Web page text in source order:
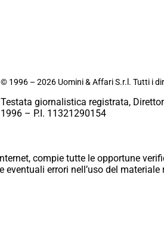
© 1996 – 2026 Uomini & Affari S.r.l. Tutti i
Testata giornalistica registrata,
1996 – P.I. 11321290154
compie tutte le opportune
errori nell’uso del